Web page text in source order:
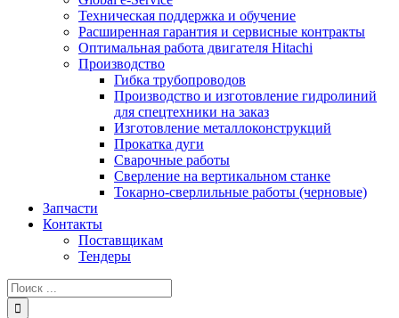
Техническая поддержка и обучение
Расширенная гарантия и сервисные контракты
Оптимальная работа двигателя Hitachi
Производство
Гибка трубопроводов
Производство и изготовление гидролиний
для спецтехники на заказ
Изготовление металлоконструкций
Прокатка дуги
Сварочные работы
Сверление на вертикальном станке
Токарно-сверлильные работы (черновые)
Запчасти
Контакты
Поставщикам
Тендеры
Результат
поиска: